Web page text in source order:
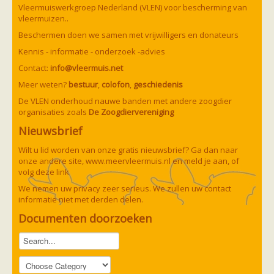
Vleermuizen in de tuin
Aankondiging activiteiten
Ik ben op zoek naar een detector
Ecologie en soorten
Hoe vleermuizen leven
Voedsel en jagen
Verblijfplaatsen
Echolocatie
Soorten
Baardvleermuis
Bechsteins vleermuis
Bosvleermuis
Brandt's vleermuis
Bruine of gewone grootoorvleermuis
Franjestaart
Gewone dwergvleermuis
Grijze grootoorvleermuis
Grote rosse vleermuis
Ingekorven vleermuis
Kleine en grote hoefijzerneus
Laatvlieger
Meervleermuis
Noordse vleermuis
Rosse vleermuis
Paul van Hoof
Vleermuiswerkgroep Nederland (VLEN) voor bescherming van
vleermuizen..
Beschermen doen we samen met vrijwilligers en donateurs
Kennis - informatie - onderzoek -advies
Contact: info@vleermuis.net
Meer weten? bestuur, colofon, geschiedenis
De VLEN onderhoud nauwe banden met andere zoogdier
organisaties zoals De Zoogdiervereniging
Nieuwsbrief
Wilt u lid worden van onze gratis nieuwsbrief? Ga dan naar
onze andere site,www.meervleermuis.nlen meld je aan, of
volg deze link
We nemen uw privacy zeer serieus. We zullen uw contact
informatie niet met derden delen.
Documenten doorzoeken